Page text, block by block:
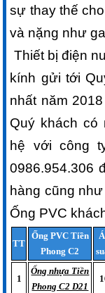
sự thay thế
và nặng như
Thiết bị điện
kính gửi tới
nhất năm
Quý khách có
hệ với công
0986.954.306
hàng cũng
Ống PVC
TT
Ống PVC Tiền
Phong C2
1
Ống nhựa Tiền
Phong C2 D21